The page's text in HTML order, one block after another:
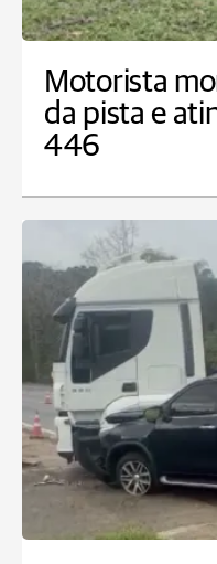
Motorista
da pista e
446